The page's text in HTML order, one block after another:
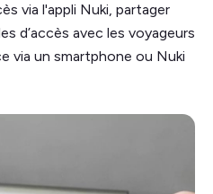
via l'appli Nuki, partager
d’accès avec les voyageurs
via un smartphone ou Nuki